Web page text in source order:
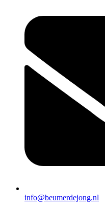
info@beumerdejong.nl